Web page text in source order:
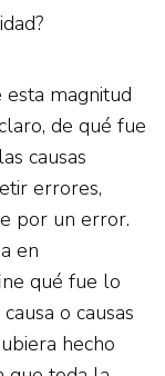
esta magnitud
de qué fue
causas
errores,
por un error.
en
qué fue lo
o causas
hecho